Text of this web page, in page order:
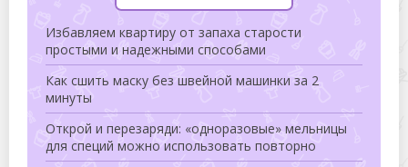
Избавляем квартиру от запаха старости
простыми и надежными способами
Как сшить маску без швейной машинки за 2
минуты
Открой и перезаряди: «одноразовые» мельницы
для специй можно использовать повторно